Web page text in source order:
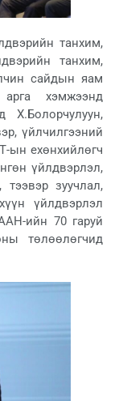
танхим,
танхим,
сайдын яам
хэмжээнд
үйлчилгээний
ын ехөнхийлөгч
үйлдвэрлэл,
тээвэр зуучлал,
үйлдвэрлэл
ийн 70 гаруй
төлөөлөгчид